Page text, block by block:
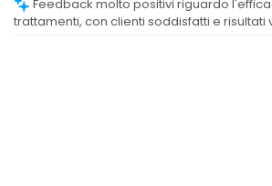
trattamenti, con clienti soddisfatti e risultati